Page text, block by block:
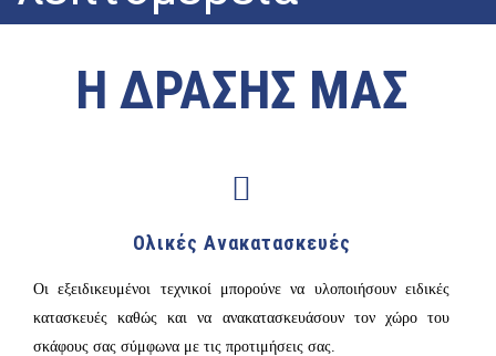
εργαζόμαστε αποτελεσματικά.
Η ΔΡΑΣΗΣ ΜΑΣ
Ολικές Ανακατασκευές
Οι εξειδικευμένοι τεχνικοί μπορούνε να υλοποιήσουν ειδικές
κατασκευές καθώς και να ανακατασκευάσουν τον χώρο του
σκάφους σας σύμφωνα με τις προτιμήσεις σας.